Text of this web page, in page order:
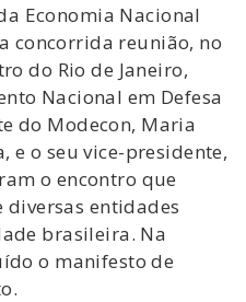
Economia Nacional
concorrida reunião, no
do Rio de Janeiro,
Nacional em Defesa
do Modecon, Maria
o seu vice-presidente,
o encontro que
entidades
brasileira. Na
o manifesto de